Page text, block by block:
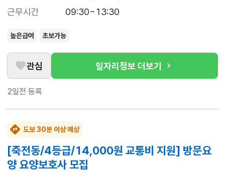
근무시간
09:30~13:30
높은급여 초보가능
관심 일자리정보 더보기
2일전 등록
도보 30분 이상 예상
[죽전동/4등급/14,000원 교통비 지원] 방문요
양 요양보호사 모집